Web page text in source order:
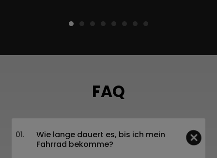
FAQ
01.
Wie lange dauert es, bis ich mein
Fahrrad bekomme?